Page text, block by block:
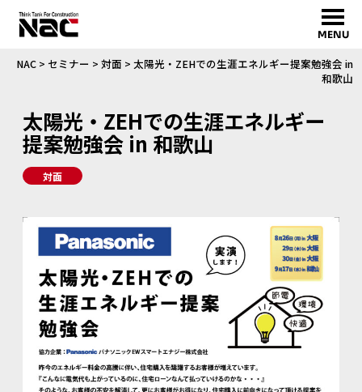
MENU
NAC> セミナー > 対面 > 太陽光・ZEHでの生涯エネルギー提案勉強会 in
和歌山
太陽光・ZEHでの生涯エネルギー
提案勉強会 in 和歌山
対面